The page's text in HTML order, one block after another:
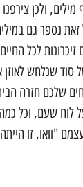
ולכן
נספר גם
זיכרונות לכל
סוד שנלחש
שלכם חזרה
לוח שעם, וכל
"וואו, זו